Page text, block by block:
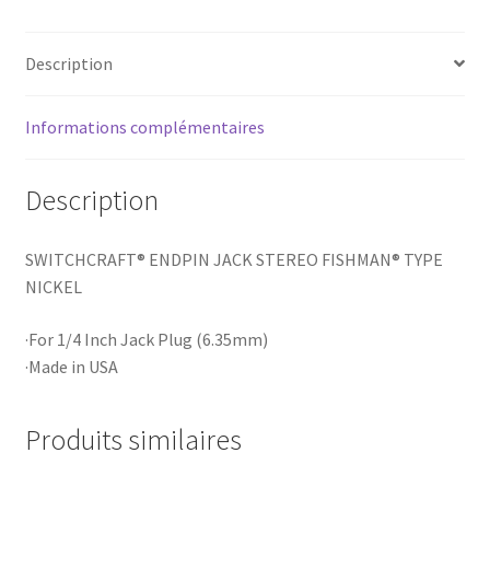
Description
Informations complémentaires
Description
SWITCHCRAFT® ENDPIN JACK STEREO FISHMAN® TYPE
NICKEL
·For 1/4 Inch Jack Plug (6.35mm)
·Made in USA
Produits similaires